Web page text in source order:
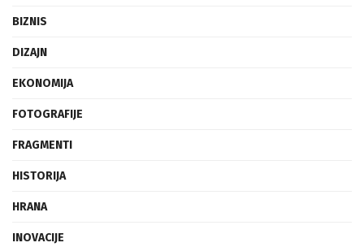
BIZNIS
DIZAJN
EKONOMIJA
FOTOGRAFIJE
FRAGMENTI
HISTORIJA
HRANA
INOVACIJE